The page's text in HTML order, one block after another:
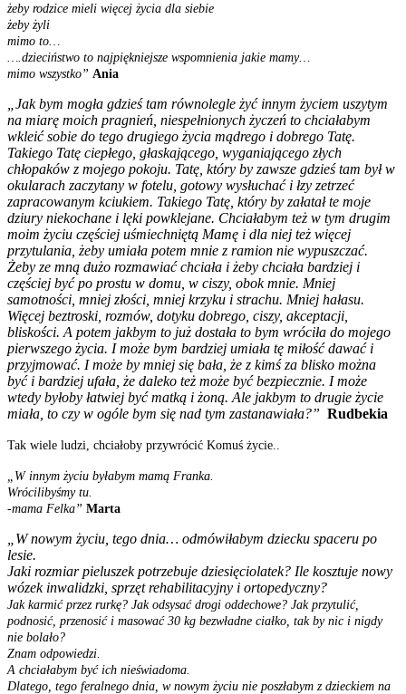
żeby rodzice mieli więcej życia dla siebie
żeby żyli
mimo to…
….dzieciństwo to najpiękniejsze wspomnienia jakie mamy…
mimo wszystko” Ania
Jak bym mogła gdzieś tam równolegle żyć innym życiem uszytym
na miarę moich pragnień, niespełnionych życzeń to chciałabym
wkleić sobie do tego drugiego życia mądrego i dobrego Tatę.
Takiego Tatę ciepłego, głaskającego, wyganiającego złych
chłopaków z mojego pokoju. Tatę, który by zawsze gdzieś tam był w
okularach zaczytany w fotelu, gotowy wysłuchać i łzy zetrzeć
zapracowanym kciukiem. Takiego Tatę, który by załatał te moje
dziury niekochane i lęki powklejane. Chciałabym też w tym drugim
moim życiu częściej uśmiechniętą Mamę i dla niej też więcej
przytulania, żeby umiała potem mnie z ramion nie wypuszczać.
Żeby ze mną dużo rozmawiać chciała i żeby chciała bardziej i
częściej być po prostu w domu, w ciszy, obok mnie. Mniej
samotności, mniej złości, mniej krzyku i strachu. Mniej hałasu.
Więcej beztroski, rozmów, dotyku dobrego, ciszy, akceptacji,
bliskości. A potem jakbym to już dostała to bym wróciła do mojego
pierwszego życia. I może bym bardziej umiała tę miłość dawać i
przyjmować. I może by mniej się bała, że z kimś za blisko można
być i bardziej ufała, że daleko też może być bezpiecznie. I może
wtedy byłoby łatwiej być matką i żoną. Ale jakbym to drugie życie
miała, to czy w ogóle bym się nad tym zastanawiała?” Rudbekia
Tak wiele ludzi, chciałoby przywrócić Komuś życie..
„W innym życiu byłabym mamą Franka.
Wrócilibyśmy tu.
-mama Felka” Marta
W nowym życiu, tego dnia… odmówiłabym dziecku spaceru po
lesie.
Jaki rozmiar pieluszek potrzebuje dziesięciolatek? Ile kosztuje nowy
wózek inwalidzki, sprzętrehabilitacyjny i ortopedyczny?
Jak karmić przez rurkę? Jak odsysać drogi oddechowe? Jak przytulić,
podnosić, przenosić i masować 30 kg bezwładne ciałko, tak by nic i nigdy
nie bolało?
Znam odpowiedzi.
A chciałabym być ich nieświadoma.
Dlatego, tego feralnego dnia, w nowym życiu nie poszłabym z dzieckiem na